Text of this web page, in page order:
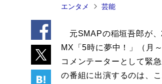
エンタメ 芸能
元SMAPの稲垣吾郎が
MX「5時に夢中！」（月
コメンテーターとして緊
の番組に出演するのは、